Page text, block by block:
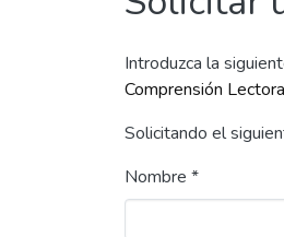
Introduzca la
Comprensión
Solicitando el
Nombre *